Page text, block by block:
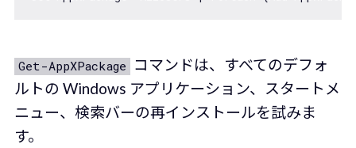
Get-AppXPackage コマンドは、すべてのデフォ
ルトの Windows アプリケーション、スタートメ
ニュー、検索バーの再インストールを試みま
す。